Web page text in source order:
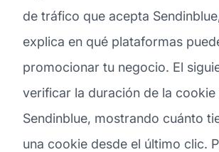
de tráfico que acepta
explica en qué plataformas
promocionar tu negocio. El
verificar la duración de la cookie
Sendinblue, mostrando cuánto
una cookie desde el último clic.